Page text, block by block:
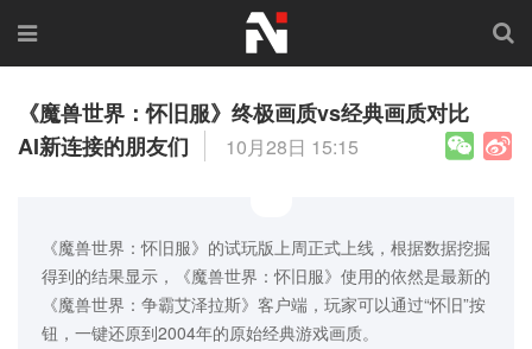
《魔兽世界：怀旧服》终极画质vs经典画质对比
AI新连接的朋友们
10月28日 15:15
《魔兽世界：怀旧服》的试玩版上周正式上线，根据数据挖掘
得到的结果显示，《魔兽世界：怀旧服》使用的依然是最新的
《魔兽世界：争霸艾泽拉斯》客户端，玩家可以通过“怀旧”按
钮，一键还原到2004年的原始经典游戏画质。